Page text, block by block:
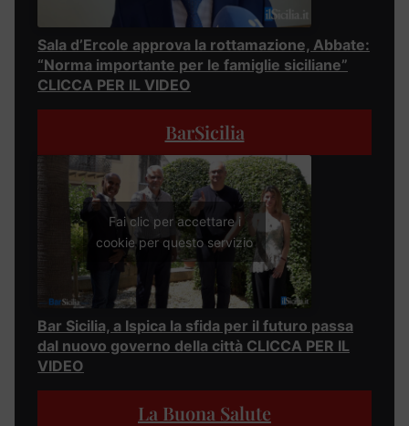
Sala d’Ercole approva la rottamazione, Abbate:
“Norma importante per le famiglie siciliane”
CLICCA PER IL VIDEO
BarSicilia
Fai clic per accettare i
cookie per questo servizio
Bar Sicilia, a Ispica la sfida per il futuro passa
dal nuovo governo della città CLICCA PER IL
VIDEO
La Buona Salute